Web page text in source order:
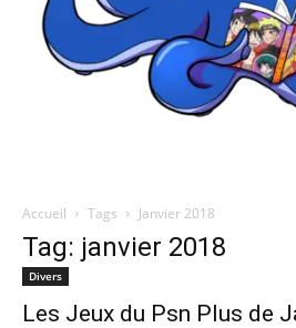
Accueil Tags Janvier 2018
Tag: janvier 2018
Divers
Les Jeux du Psn Plus de